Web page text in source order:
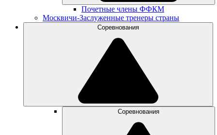
Почетные члены ФФКМ
Москвичи-Заслуженные тренеры страны
Соревнования
Соревнования